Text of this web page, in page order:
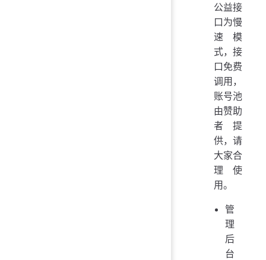
公益接
口为慢
速模
式，接
口免费
调用，
账号池
由赞助
者提
供，请
大家合
理使
用。
管
理
后
台